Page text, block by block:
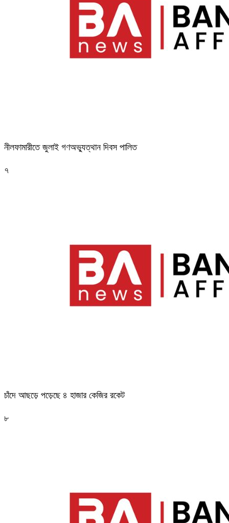
নীলফামারীতে জুলাই গণঅভ্যুত্থান দিবস পালিত
৭
চাঁদে আছড়ে পড়েছে ৪ হাজার কেজির রকেট
৮